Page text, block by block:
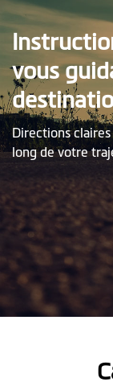
vous
Directions
long de votre